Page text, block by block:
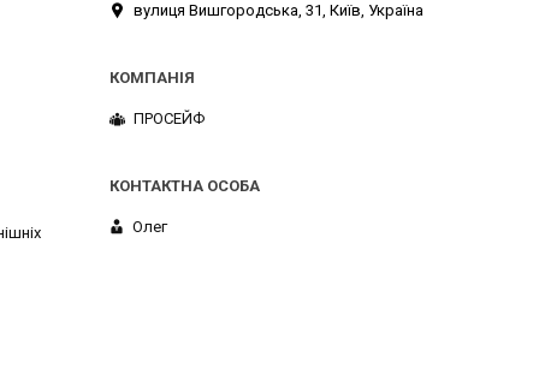
вулиця Вишгородська, 31, Київ, Україна
ПРОСЕЙФ
Олег